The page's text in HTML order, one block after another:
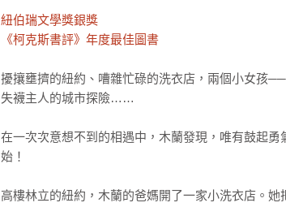
紐伯瑞文學獎銀獎
《柯克斯書評》年度最佳圖書
擾攘壅擠的紐約、嘈雜忙碌的洗衣店，兩個小女孩
失襪主人的城市探險……
在一次次意想不到的相遇中，木蘭發現，唯有鼓起
始！
高樓林立的紐約，木蘭的爸媽開了一家小洗衣店。